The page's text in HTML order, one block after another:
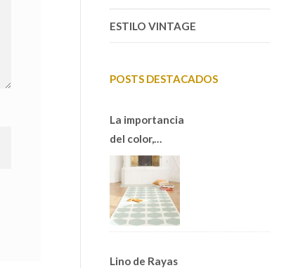
ESTILO VINTAGE
POSTS DESTACADOS
La importancia
del color,
Alfombras
Lino de Rayas